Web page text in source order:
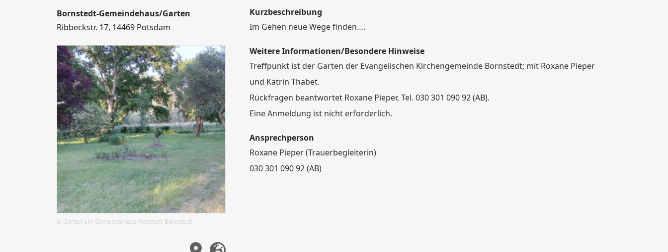
Bornstedt-Gemeindehaus/Garten
Ribbeckstr. 17, 14469 Potsdam
© Garten am Gemeindehaus Potsdam-Bornstedt
Kurzbeschreibung
Im Gehen neue Wege finden….
Weitere Informationen/Besondere Hinweise
Treffpunkt ist der Garten der Evangelischen Kirchengemeinde Bornstedt; mit Roxane Pieper
und Katrin Thabet.
Rückfragen beantwortet Roxane Pieper, Tel. 030 301 090 92 (AB).
Eine Anmeldung ist nicht erforderlich.
Ansprechperson
Roxane Pieper (Trauerbegleiterin)
030 301 090 92 (AB)